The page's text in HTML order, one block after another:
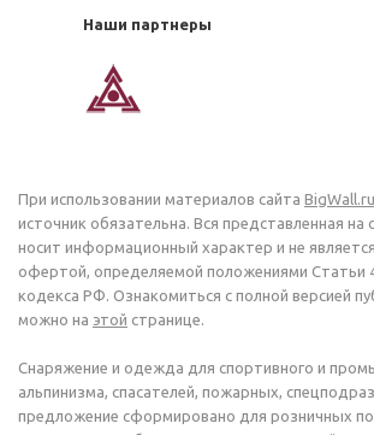
Наши партнеры
При использовании материалов сайта BigWall.ru
источник обязательна. Вся представленная
носит информационный характер и не
офертой, определяемой положениями Статьи
кодекса РФ. Ознакомиться с полной версией
можно на этой странице.
Снаряжение и одежда для спортивного и
альпинизма, спасателей, пожарных,
предложение сформировано для розничных